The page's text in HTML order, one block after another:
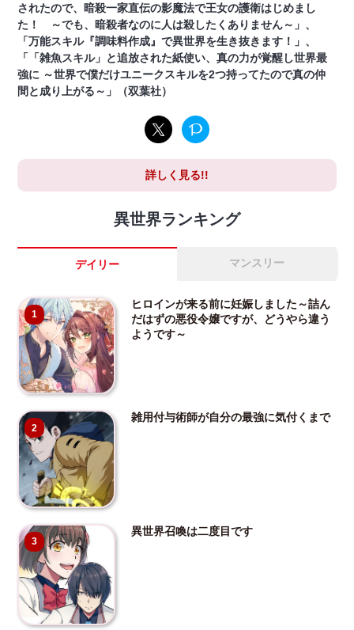
されたので、暗殺一家直伝の影魔法で王女の護衛はじめまし
た！ ～でも、暗殺者なのに人は殺したくありません～」、
「万能スキル『調味料作成』で異世界を生き抜きます！」、
「「雑魚スキル」と追放された紙使い、真の力が覚醒し世界最
強に ～世界で僕だけユニークスキルを2つ持ってたので真の仲
間と成り上がる～」（双葉社）
詳しく見る!!
異世界ランキング
デイリー マンスリー
1
ヒロインが来る前に妊娠しました～詰ん
だはずの悪役令嬢ですが、どうやら違う
ようです～
2
雑用付与術師が自分の最強に気付くまで
3
異世界召喚は二度目です